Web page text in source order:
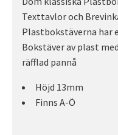
Texttavlor och
Plastbokstäverna har
Bokstäver av plast
räfflad pannå
Höjd 13mm
Finns A-Ö